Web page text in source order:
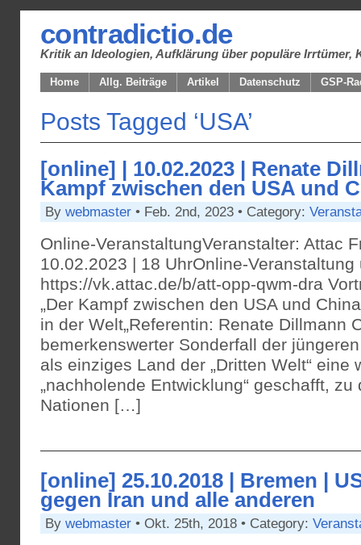
contradictio.de
Kritik an Ideologien, Aufklärung über populäre Irrtümer,
Home Allg. Beiträge Artikel Datenschutz GSP-
Posts Tagged ‘USA’
[online] | 10.02.2023 | Renate
Kampf zwischen den USA und
By webmaster • Feb. 2nd, 2023 • Category:
Online-VeranstaltungVeranstalter: Attac
10.02.2023 | 18 UhrOnline-Veranstaltung
https://vk.attac.de/b/att-opp-qwm-dra
„Der Kampf zwischen den USA und
in der Welt„Referentin: Renate Dillmann
bemerkenswerter Sonderfall der
als einziges Land der „Dritten Welt“ eine
„nachholende Entwicklung“ geschafft,
Nationen […]
[online] 25.10.2018 | Bremen |
gegen Iran und alle anderen
By webmaster • Okt. 25th, 2018 • Category: